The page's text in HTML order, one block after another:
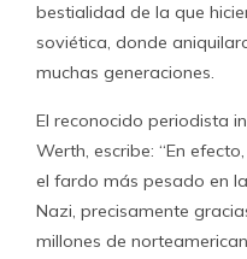
bestialidad de la que
soviética, donde
muchas generaciones.
El reconocido periodista
Werth, escribe: “En
el fardo más pesado en
Nazi, precisamente
millones de